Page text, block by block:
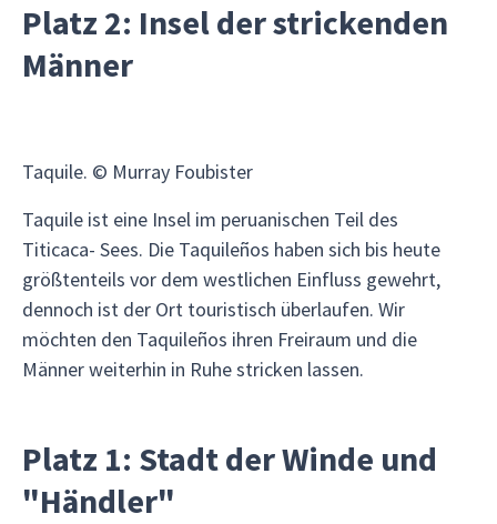
Platz 2: Insel der strickenden
Männer
Taquile. © Murray Foubister
Taquile ist eine Insel im peruanischen Teil des
Titicaca- Sees. Die Taquileños haben sich bis heute
größtenteils vor dem westlichen Einfluss gewehrt,
dennoch ist der Ort touristisch überlaufen. Wir
möchten den Taquileños ihren Freiraum und die
Männer weiterhin in Ruhe stricken lassen.
Platz 1: Stadt der Winde und
"Händler"